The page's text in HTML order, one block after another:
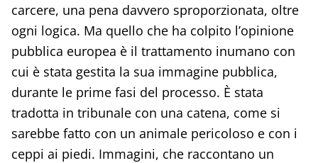
carcere, una pena davvero sproporzionata, oltre
ogni logica. Ma quello che ha colpito l’opinione
pubblica europea è il trattamento inumano con
cui è stata gestita la sua immagine pubblica,
durante le prime fasi del processo. È stata
tradotta in tribunale con una catena, come si
sarebbe fatto con un animale pericoloso e con i
ceppi ai piedi. Immagini, che raccontano un